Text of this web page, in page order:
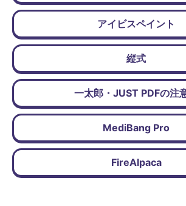
アイビスペイント
縦式
一太郎・JUST PDFの注
MediBang Pro
FireAlpaca